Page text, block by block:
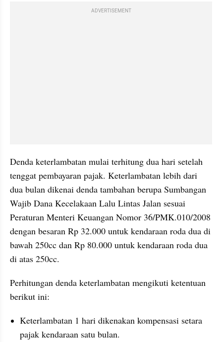
ADVERTISEMENT
Denda keterlambatan mulai terhitung dua hari setelah
tenggat pembayaran pajak. Keterlambatan lebih dari
dua bulan dikenai denda tambahan berupa Sumbangan
Wajib Dana Kecelakaan Lalu Lintas Jalan sesuai
Peraturan Menteri Keuangan Nomor 36/PMK.010/2008
dengan besaran Rp 32.000 untuk kendaraan roda dua di
bawah 250cc dan Rp 80.000 untuk kendaraan roda dua
di atas 250cc.
Perhitungan denda keterlambatan mengikuti ketentuan
berikut ini:
Keterlambatan 1 hari dikenakan kompensasi setara
pajak kendaraan satu bulan.